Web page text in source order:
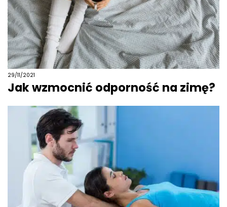
29/11/2021
Jak wzmocnić odporność na zimę?